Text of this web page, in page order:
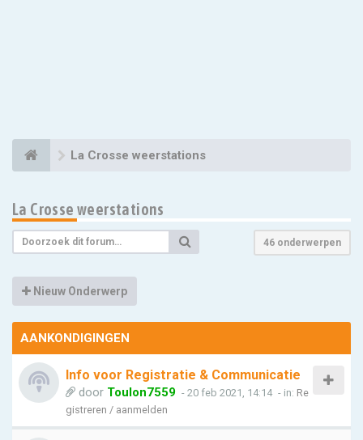
La Crosse weerstations
La Crosse weerstations
46 onderwerpen
Nieuw Onderwerp
AANKONDIGINGEN
Info voor Registratie & Communicatie
door Toulon7559 - 20 feb 2021, 14:14 - in: Re
gistreren / aanmelden